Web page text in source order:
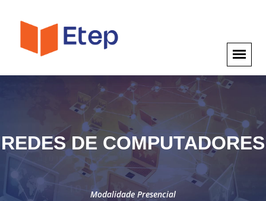
REDES DE COMPUTADORES
Modalidade Presencial